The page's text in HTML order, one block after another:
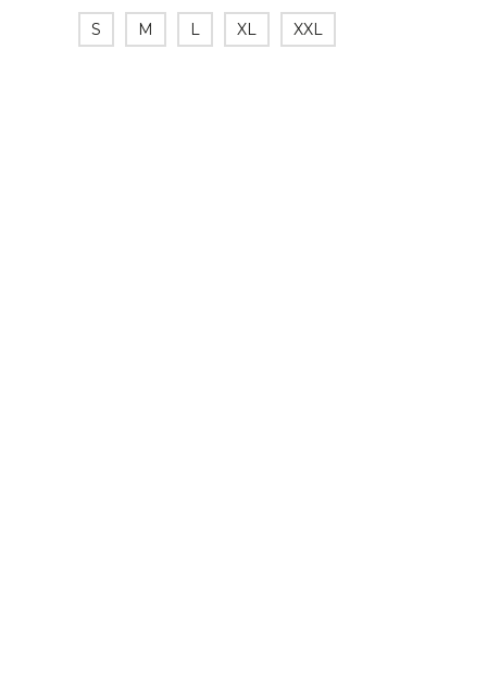
S M L XL XXL